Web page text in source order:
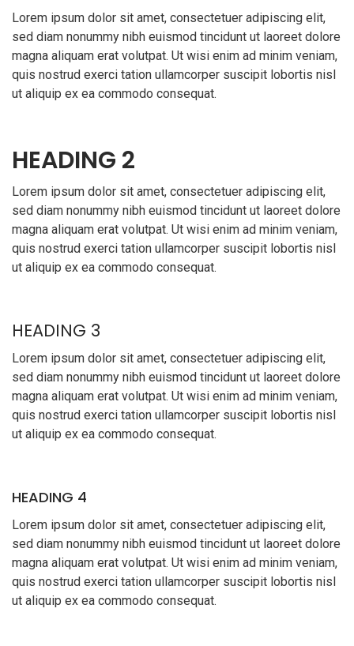
Lorem ipsum dolor sit amet, consectetuer adipiscing elit,
sed diam nonummy nibh euismod tincidunt ut laoreet dolore
magna aliquam erat volutpat. Ut wisi enim ad minim veniam,
quis nostrud exerci tation ullamcorper suscipit lobortis nisl
ut aliquip ex ea commodo consequat.
HEADING 2
Lorem ipsum dolor sit amet, consectetuer adipiscing elit,
sed diam nonummy nibh euismod tincidunt ut laoreet dolore
magna aliquam erat volutpat. Ut wisi enim ad minim veniam,
quis nostrud exerci tation ullamcorper suscipit lobortis nisl
ut aliquip ex ea commodo consequat.
HEADING 3
Lorem ipsum dolor sit amet, consectetuer adipiscing elit,
sed diam nonummy nibh euismod tincidunt ut laoreet dolore
magna aliquam erat volutpat. Ut wisi enim ad minim veniam,
quis nostrud exerci tation ullamcorper suscipit lobortis nisl
ut aliquip ex ea commodo consequat.
HEADING 4
Lorem ipsum dolor sit amet, consectetuer adipiscing elit,
sed diam nonummy nibh euismod tincidunt ut laoreet dolore
magna aliquam erat volutpat. Ut wisi enim ad minim veniam,
quis nostrud exerci tation ullamcorper suscipit lobortis nisl
ut aliquip ex ea commodo consequat.